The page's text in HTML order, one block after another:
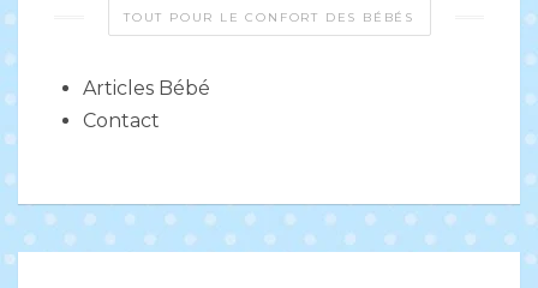
TOUT POUR LE CONFORT DES BÉBÉS
Articles Bébé
Contact